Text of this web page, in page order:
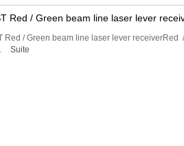
Red / Green beam line laser lever
Red / Green beam line laser lever
Suite